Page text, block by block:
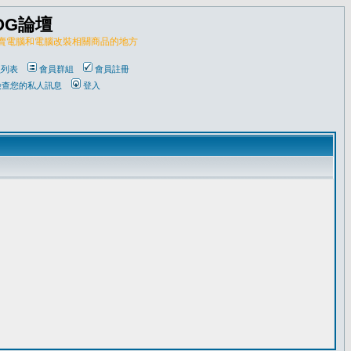
論壇
電腦和電腦改裝相關商品的地方
表 會員群組
會員註冊
您的私人訊息
登入